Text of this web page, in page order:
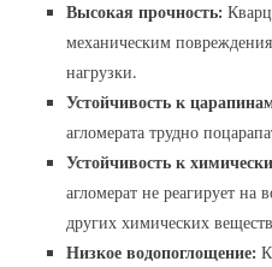
Высокая прочность:
механическим
нагрузки.
Устойчивость к
агломерата трудно
Устойчивость к
агломерат не реагирует на
других химических
Низкое водопоглощение: